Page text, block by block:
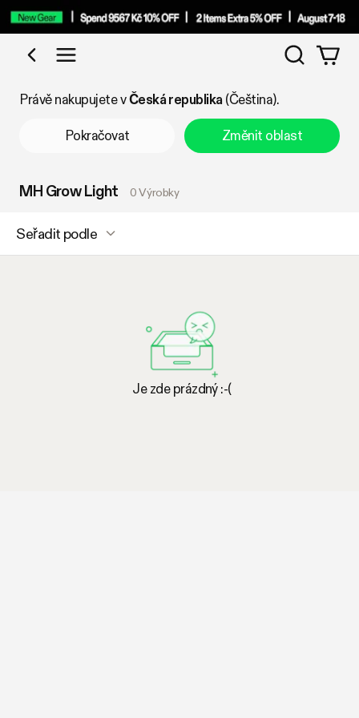
Nakupujte podle kategorie
Právě nakupujete vČeská republika (Čeština).
Pokračovat Změnit oblast
MH Grow Light 0 Výrobky
Seřadit podle
Je zde prázdný :-(